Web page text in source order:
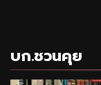
บก.ชวนคุย